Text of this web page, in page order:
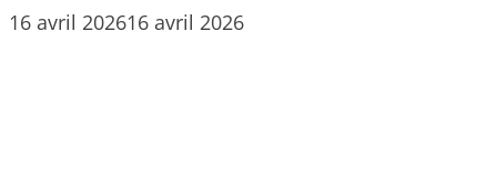
16 avril 202616 avril 2026